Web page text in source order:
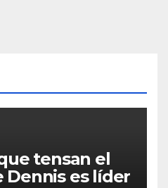
tensan el
Dennis es líder